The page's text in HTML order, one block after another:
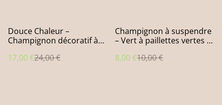
%
Douce Chaleur –
Champignon décoratif à
17,00 €24,00 €
%
Champignon à suspendre
– Vert à paillettes vertes et
8,00 €10,00 €